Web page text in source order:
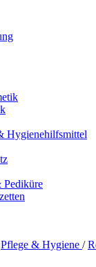
Hygienehilfsmittel
Pediküre
Pflege & Hygiene /